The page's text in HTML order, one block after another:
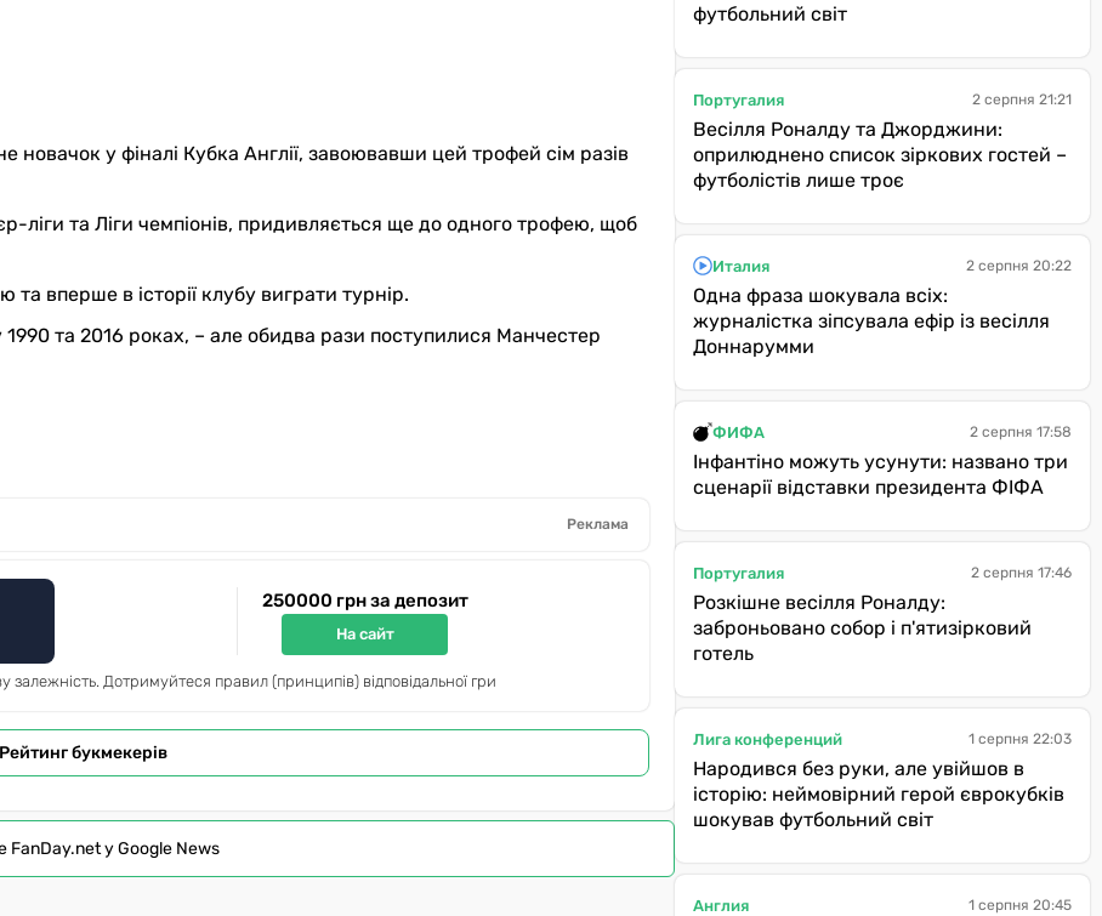
новачок у фіналі Кубка Англії, завоювавши цей трофей сім разів
ліги та Ліги чемпіонів, придивляється ще до одного трофею, щоб
та вперше в історії клубу виграти турнір.
1990 та 2016 роках, – але обидва рази поступилися Манчестер
Реклама
250000 грн за депозит
На сайт
залежність. Дотримуйтеся правил (принципів) відповідальної гри
Рейтинг букмекерів
FanDay.net у Google News
футбольний світ
Португалия 2 серпня 21:21
Весілля Роналду та Джорджини:
оприлюднено список зіркових гостей –
футболістів лише троє
Италия 2 серпня 20:22
Одна фраза шокувала всіх:
журналістка зіпсувала ефір із весілля
Доннарумми
ФИФА 2 серпня 17:58
Інфантіно можуть усунути: названо три
сценарії відставки президента ФІФА
Португалия 2 серпня 17:46
Розкішне весілля Роналду:
заброньовано собор і п'ятизірковий
готель
Лига конференций 1 серпня 22:03
Народився без руки, але увійшов в
історію: неймовірний герой єврокубків
шокував футбольний світ
Англия 1 серпня 20:45